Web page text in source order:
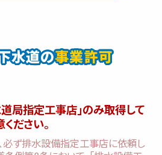
水道の事業許可
局指定工事店」のみ取得して
ださい。
必ず排水設備指定工事店に依頼し